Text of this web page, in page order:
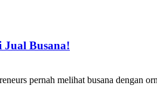
Jual Busana!
pernah melihat busana dengan